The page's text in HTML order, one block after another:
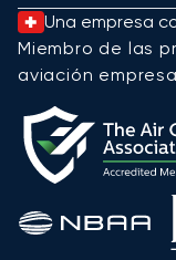
Una empresa
Miembro de las
aviación